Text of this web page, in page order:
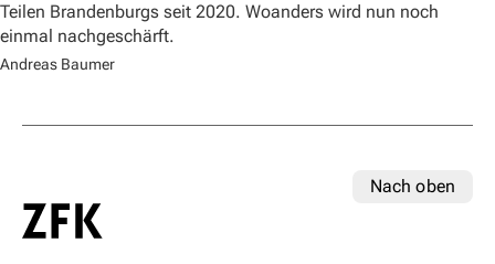
Teilen Brandenburgs seit 2020. Woanders wird nun noch
einmal nachgeschärft.
Andreas Baumer
Nach oben